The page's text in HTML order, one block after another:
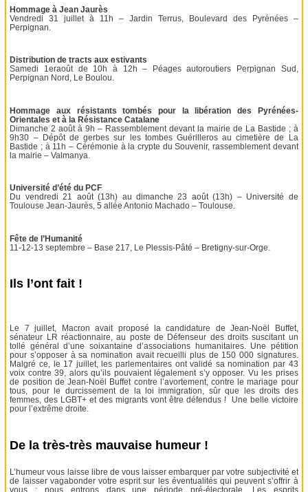
Hommage à Jean Jaurès
Vendredi 31 juillet à 11h – Jardin Terrus, Boulevard des Pyrénées –
Perpignan.
Distribution de tracts aux estivants
Samedi 1eraoût de 10h à 12h – Péages autoroutiers Perpignan Sud,
Perpignan Nord, Le Boulou.
Hommage aux résistants tombés pour la libération des Pyrénées-
Orientales et à la Résistance Catalane
Dimanche 2 août à 9h – Rassemblement devant la mairie de La Bastide ; à
9h30 – Dépôt de gerbes sur les tombes Guérilleros au cimetière de La
Bastide ; à 11h – Cérémonie à la crypte du Souvenir, rassemblement devant
la mairie – Valmanya.
Université d’été du PCF
Du vendredi 21 août (13h) au dimanche 23 août (13h) – Université de
Toulouse Jean-Jaurès, 5 allée Antonio Machado – Toulouse.
Fête de l’Humanité
11-12-13 septembre – Base 217, Le Plessis-Pâté – Bretigny-sur-Orge.
Ils l’ont fait !
Le 7 juillet, Macron avait proposé la candidature de Jean-Noël Buffet,
sénateur LR réactionnaire, au poste de Défenseur des droits suscitant un
tollé général d’une soixantaine d’associations humanitaires. Une pétition
pour s’opposer à sa nomination avait recueilli plus de 150 000 signatures.
Malgré ce, le 17 juillet, les parlementaires ont validé sa nomination par 43
voix contre 39, alors qu’ils pouvaient légalement s’y opposer. Vu les prises
de position de Jean-Noël Buffet contre l’avortement, contre le mariage pour
tous, pour le durcissement de la loi immigration, sûr que les droits des
femmes, des LGBT+ et des migrants vont être défendus ! Une belle victoire
pour l’extrême droite.
De la très-très mauvaise humeur !
L’humeur vous laisse libre de vous laisser embarquer par votre subjectivité et
de laisser vagabonder votre esprit sur les éventualités qui peuvent s’offrir à
vous : nous entrons dans une période pré-électorale. Les esprits